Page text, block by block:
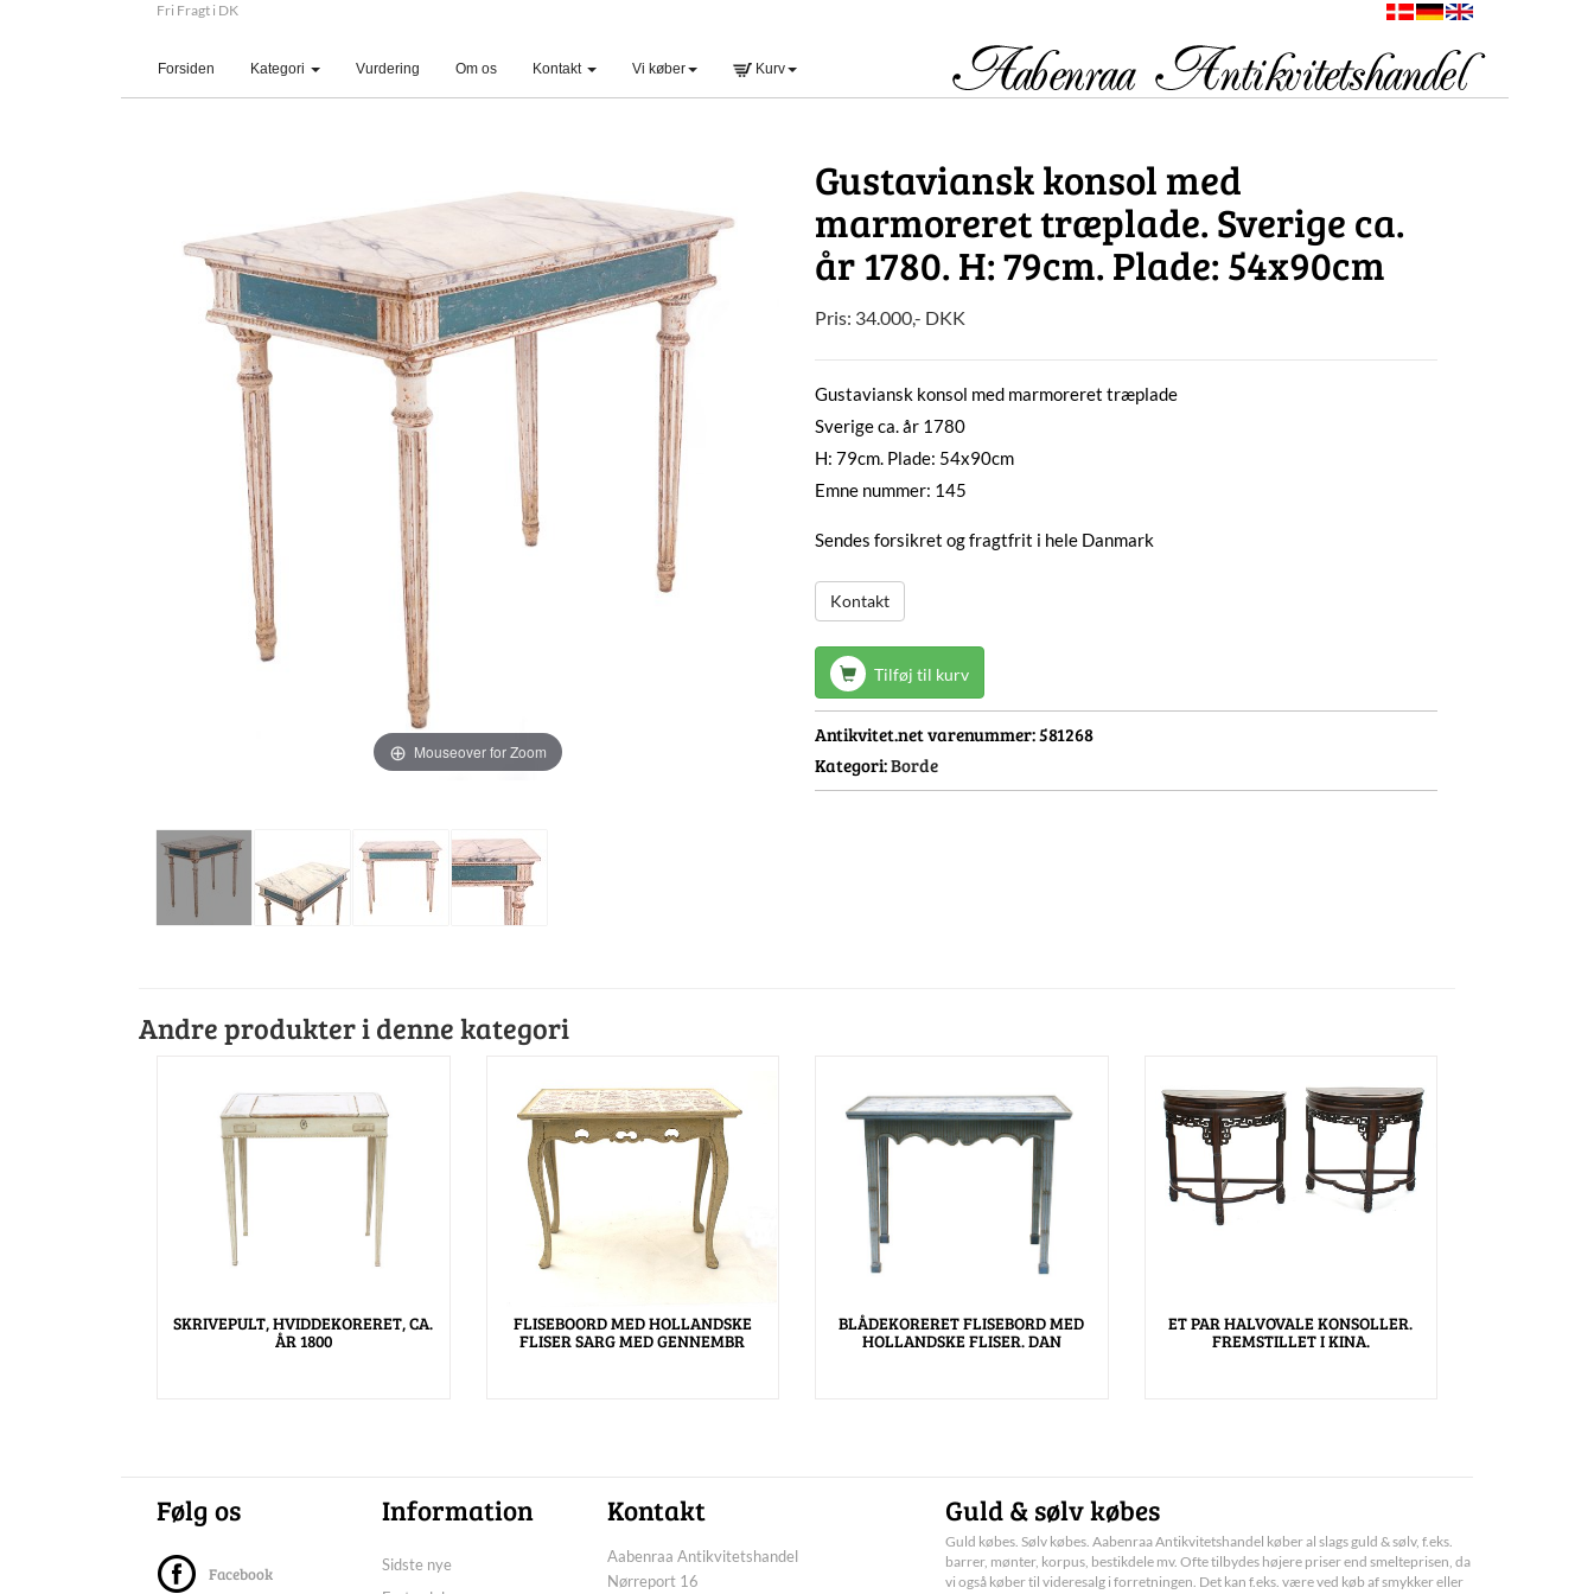
Fri Fragt i DK
Forsiden (current)Kategori Vurdering Om os Kontakt Vi køber Kurv
Mouseover for Zoom
Gustaviansk konsol med
marmoreret træplade. Sverige ca.
år 1780. H: 79cm. Plade: 54x90cm
Pris: 34.000,- DKK
Gustaviansk konsol med marmoreret træplade
Sverige ca. år 1780
H: 79cm. Plade: 54x90cm
Emne nummer: 145
Sendes forsikret og fragtfrit i hele Danmark
Kontakt
Tilføj til kurv
Antikvitet.net varenummer:581268
Kategori:Borde
Andre produkter i denne kategori
SKRIVEPULT, HVIDDEKORERET, CA.
ÅR 1800
FLISEBOORD MED HOLLANDSKE
FLISER SARG MED GENNEMBR
BLÅDEKORERET FLISEBORD MED
HOLLANDSKE FLISER. DAN
ET PAR HALVOVALE KONSOLLER.
FREMSTILLET I KINA.
Følg os
Facebook
Information
Sidste nye
Kontakt
Aabenraa Antikvitetshandel
Nørreport 16
Guld & sølv købes
Guld købes. Sølv købes. Aabenraa Antikvitetshandel køber al slags guld & sølv, f.eks.
barrer, mønter, korpus, bestikdele mv. Ofte tilbydes højere priser end smelteprisen, da
vi også køber til videresalg i forretningen. Det kan f.eks. være ved køb af smykker eller